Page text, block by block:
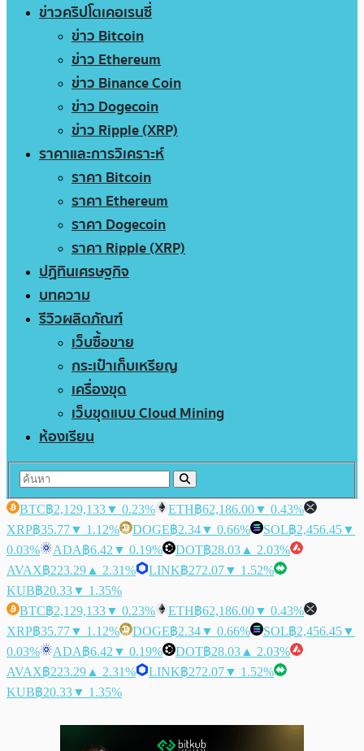
ข่าวคริปโตเคอเรนซี่
ข่าว Bitcoin
ข่าว Ethereum
ข่าว Binance Coin
ข่าว Dogecoin
ข่าว Ripple (XRP)
ราคาและการวิเคราะห์
ราคา Bitcoin
ราคา Ethereum
ราคา Dogecoin
ราคา Ripple (XRP)
ปฏิทินเศรษฐกิจ
บทความ
รีวิวผลิตภัณฑ์
เว็บซื้อขาย
กระเป๋าเก็บเหรียญ
เครื่องขุด
เว็บขุดแบบ Cloud Mining
ห้องเรียน
BTC฿2,129,133▼ 0.23% ETH฿62,186.00▼ 0.43%
XRP฿35.77▼ 1.12% DOGE฿2.34▼ 0.66% SOL฿2,456.45▼
0.03%
ADA฿6.42 ▼ 0.19% DOT฿28.03 ▲ 2.03%
AVAX฿223.29 ▲ 2.31% LINK฿272.07▼ 1.52%
KUB฿20.33▼ 1.35%
BTC฿2,129,133▼ 0.23% ETH฿62,186.00▼ 0.43%
XRP฿35.77▼ 1.12% DOGE฿2.34▼ 0.66% SOL฿2,456.45▼
0.03%
ADA฿6.42 ▼ 0.19% DOT฿28.03 ▲ 2.03%
AVAX฿223.29 ▲ 2.31% LINK฿272.07▼ 1.52%
KUB฿20.33▼ 1.35%